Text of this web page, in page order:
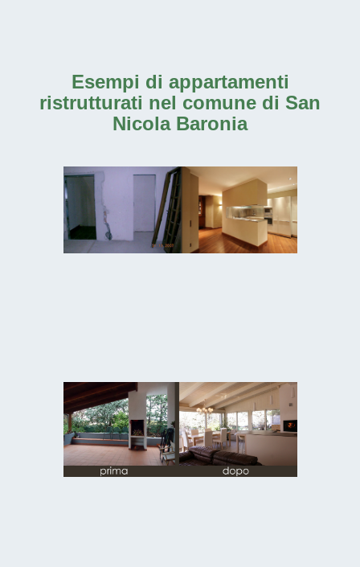
Esempi di appartamenti
ristrutturati nel comune di San
Nicola Baronia